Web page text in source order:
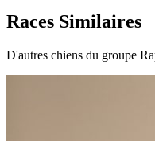
Races Similaires
D'autres chiens du groupe